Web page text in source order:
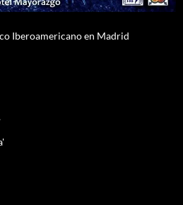
Iberoamericano en Madrid